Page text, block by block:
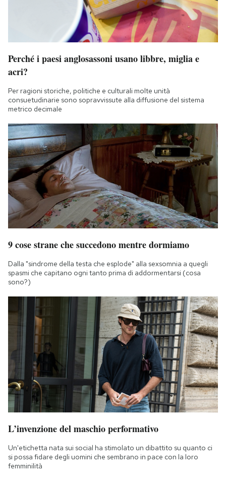
Hai bisogno di aiuto?
Perché i paesi anglosassoni usano libbre, miglia e
acri?
Per ragioni storiche, politiche e culturali molte unità
consuetudinarie sono sopravvissute alla diffusione del sistema
metrico decimale
9 cose strane che succedono mentre dormiamo
Dalla "sindrome della testa che esplode" alla sexsomnia a quegli
spasmi che capitano ogni tanto prima di addormentarsi (cosa
sono?)
L’invenzione del maschio performativo
Un'etichetta nata sui social ha stimolato un dibattito su quanto ci
si possa fidare degli uomini che sembrano in pace con la loro
femminilità